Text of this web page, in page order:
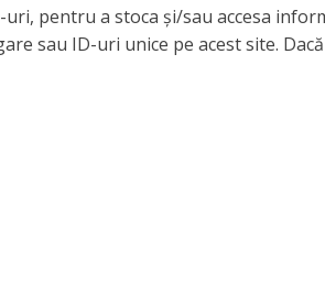
pentru a stoca și/sau accesa
sau ID-uri unice pe acest site.